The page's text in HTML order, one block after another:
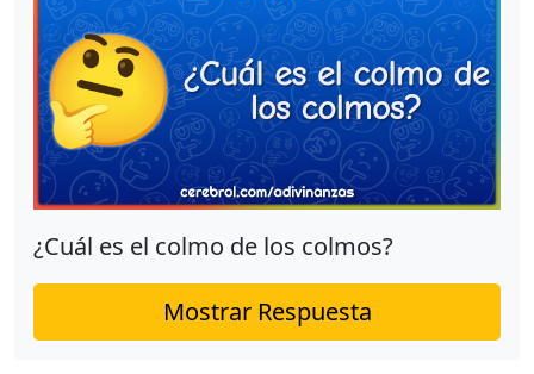
¿Cuál es el colmo de los colmos?
Mostrar Respuesta